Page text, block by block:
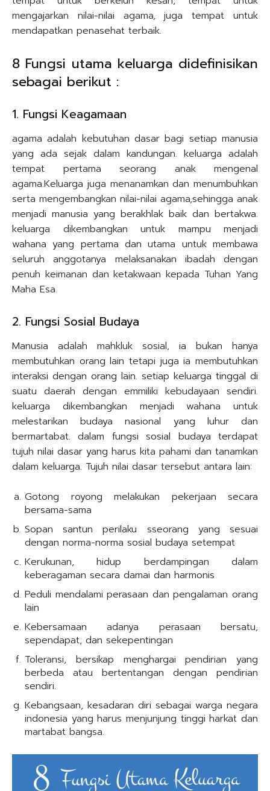
mengajarkan nilai-nilai agama, juga tempat untuk
mendapatkan penasehat terbaik.
8 Fungsi utama keluarga didefinisikan
sebagai berikut :
1. Fungsi Keagamaan
agama adalah kebutuhan dasar bagi setiap manusia
yang ada sejak dalam kandungan. keluarga adalah
tempat pertama seorang anak mengenal
agama.Keluarga juga menanamkan dan menumbuhkan
serta mengembangkan nilai-nilai agama,sehingga anak
menjadi manusia yang berakhlak baik dan bertakwa.
keluarga dikembangkan untuk mampu menjadi
wahana yang pertama dan utama untuk membawa
seluruh anggotanya melaksanakan ibadah dengan
penuh keimanan dan ketakwaan kepada Tuhan Yang
Maha Esa.
2. Fungsi Sosial Budaya
Manusia adalah mahkluk sosial, ia bukan hanya
membutuhkan orang lain tetapi juga ia membutuhkan
interaksi dengan orang lain. setiap keluarga tinggal di
suatu daerah dengan emmiliki kebudayaan sendiri.
keluarga dikembangkan menjadi wahana untuk
melestarikan budaya nasional yang luhur dan
bermartabat. dalam fungsi sosial budaya terdapat
tujuh nilai dasar yang harus kita pahami dan tanamkan
dalam keluarga. Tujuh nilai dasar tersebut antara lain:
Gotong royong melakukan pekerjaan secara
bersama-sama
Sopan santun perilaku sseorang yang sesuai
dengan norma-norma sosial budaya setempat
Kerukunan, hidup berdampingan dalam
keberagaman secara damai dan harmonis
Peduli mendalami perasaan dan pengalaman orang
lain
Kebersamaan adanya perasaan bersatu,
sependapat, dan sekepentingan
Toleransi, bersikap menghargai pendirian yang
berbeda atau bertentangan dengan pendirian
sendiri.
Kebangsaan, kesadaran diri sebagai warga negara
indonesia yang harus menjunjung tinggi harkat dan
martabat bangsa.